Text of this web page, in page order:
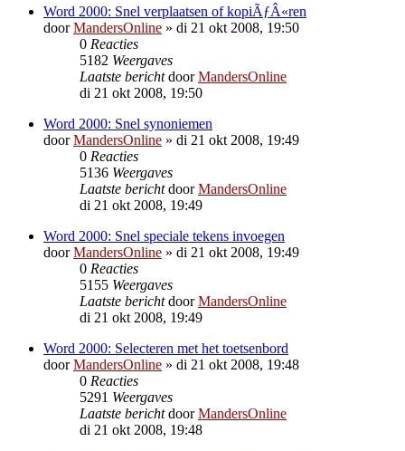
Word 2000: Snel verplaatsen of kopiÃƒÂ«ren
doorMandersOnline » di 21 okt 2008, 19:50
0 Reacties
5182 Weergaves
Laatste berichtdoorMandersOnline
di 21 okt 2008, 19:50
Word 2000: Snel synoniemen
doorMandersOnline » di 21 okt 2008, 19:49
0 Reacties
5136 Weergaves
Laatste berichtdoorMandersOnline
di 21 okt 2008, 19:49
Word 2000: Snel speciale tekens invoegen
doorMandersOnline » di 21 okt 2008, 19:49
0 Reacties
5155 Weergaves
Laatste berichtdoorMandersOnline
di 21 okt 2008, 19:49
Word 2000: Selecteren met het toetsenbord
doorMandersOnline » di 21 okt 2008, 19:48
0 Reacties
5291 Weergaves
Laatste berichtdoorMandersOnline
di 21 okt 2008, 19:48